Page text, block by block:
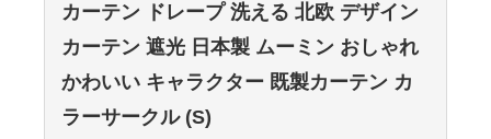
カーテン ドレープ 洗える 北欧 デザイン
カーテン 遮光 日本製 ムーミン おしゃれ
かわいい キャラクター 既製カーテン カ
ラーサークル (S)